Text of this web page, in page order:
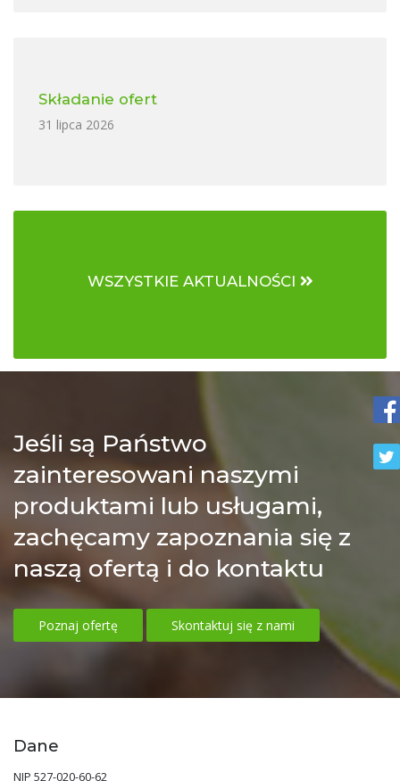
Składanie ofert
31 lipca 2026
WSZYSTKIE AKTUALNOŚCI
Jeśli są Państwo
zainteresowani naszymi
produktami lub usługami,
zachęcamy zapoznania się z
naszą ofertą i do kontaktu
Poznaj ofertę Skontaktuj się z nami
Dane
NIP 527-020-60-62